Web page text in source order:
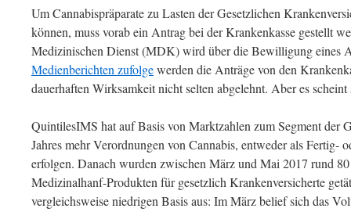
Um Cannabispräparate zu Lasten der Gesetzlichen
können, muss vorab ein Antrag bei der Krankenkasse gestellt
Medizinischen Dienst (MDK) wird über die Bewilligung eines
Medienberichten zufolgewerden die Anträge von den
dauerhaften Wirksamkeit nicht selten abgelehnt. Aber es
QuintilesIMS hat auf Basis von Marktzahlen zum Segment der
Jahres mehr Verordnungen von Cannabis, entweder als Fertig-
erfolgen. Danach wurden zwischen März und Mai 2017 rund
Medizinalhanf-Produkten für gesetzlich Krankenversicherte
vergleichsweise niedrigen Basis aus: Im März belief sich das